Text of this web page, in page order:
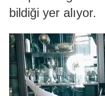
bildiği yer alıyor.